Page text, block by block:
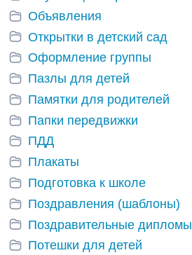
Объявления
Открытки в детский сад
Оформление группы
Пазлы для детей
Памятки для родителей
Папки передвижки
ПДД
Плакаты
Подготовка к школе
Поздравления (шаблоны)
Поздравительные дипломы
Потешки для детей